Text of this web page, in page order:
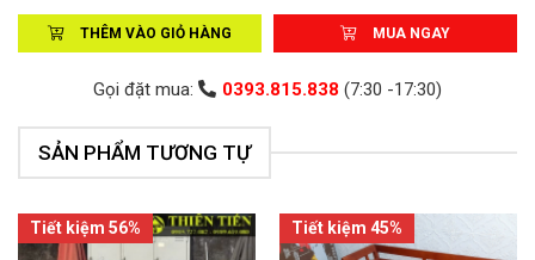
THÊM VÀO GIỎ HÀNG MUA NGAY
Gọi đặt mua: 0393.815.838 (7:30 -17:30)
SẢN PHẨM TƯƠNG TỰ
Tiết kiệm 56% Tiết kiệm 45%